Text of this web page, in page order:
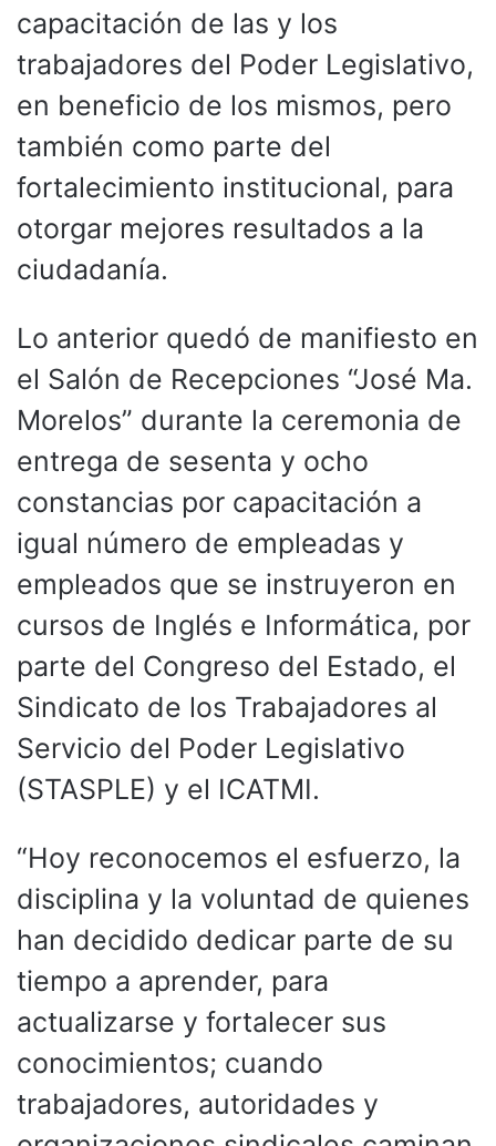
capacitación de las y los
trabajadores del Poder Legislativo,
en beneficio de los mismos, pero
también como parte del
fortalecimiento institucional, para
otorgar mejores resultados a la
ciudadanía.
Lo anterior quedó de manifiesto en
el Salón de Recepciones “José Ma.
Morelos” durante la ceremonia de
entrega de sesenta y ocho
constancias por capacitación a
igual número de empleadas y
empleados que se instruyeron en
cursos de Inglés e Informática, por
parte del Congreso del Estado, el
Sindicato de los Trabajadores al
Servicio del Poder Legislativo
(STASPLE) y el ICATMI.
“Hoy reconocemos el esfuerzo, la
disciplina y la voluntad de quienes
han decidido dedicar parte de su
tiempo a aprender, para
actualizarse y fortalecer sus
conocimientos; cuando
trabajadores, autoridades y